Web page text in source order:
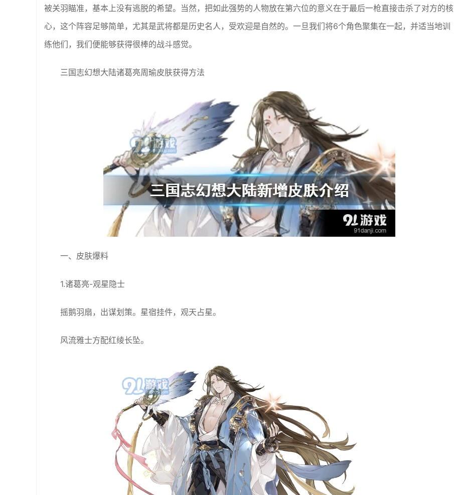
被关羽瞄准，基本上没有逃脱的希望。当然，把如此强势的人物放在第六位的意义在于最后一枪直接击杀了对方的核
心，这个阵容足够简单，尤其是武将都是历史名人，受欢迎是自然的。一旦我们将6个角色聚集在一起，并适当地训
练他们，我们便能够获得很棒的战斗感觉。
三国志幻想大陆诸葛亮周瑜皮肤获得方法
一、皮肤爆料
1.诸葛亮-观星隐士
摇鹅羽扇，出谋划策。星宿挂件，观天占星。
风流雅士方配红绫长坠。